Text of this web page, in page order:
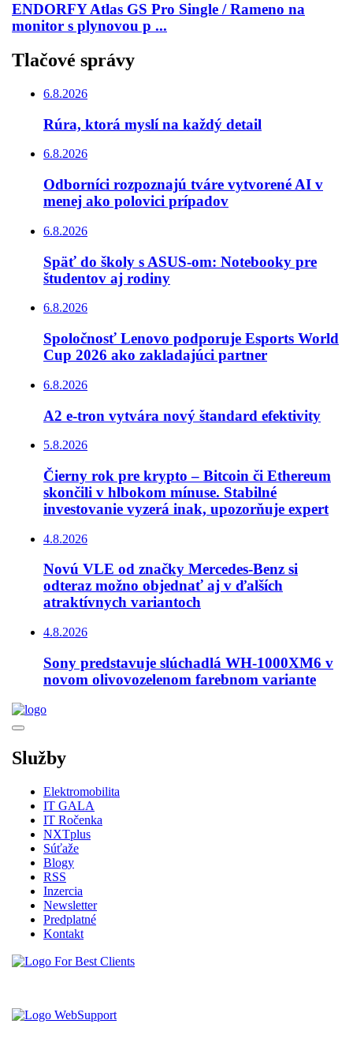
ENDORFY Atlas GS Pro Single / Rameno na
monitor s plynovou p ...
Tlačové správy
6.8.2026
Rúra, ktorá myslí na každý detail
6.8.2026
Odborníci rozpoznajú tváre vytvorené AI v
menej ako polovici prípadov
6.8.2026
Späť do školy s ASUS-om: Notebooky pre
študentov aj rodiny
6.8.2026
Spoločnosť Lenovo podporuje Esports World
Cup 2026 ako zakladajúci partner
6.8.2026
A2 e-tron vytvára nový štandard efektivity
5.8.2026
Čierny rok pre krypto – Bitcoin či Ethereum
skončili v hlbokom mínuse. Stabilné
investovanie vyzerá inak, upozorňuje expert
4.8.2026
Novú VLE od značky Mercedes-Benz si
odteraz možno objednať aj v ďalších
atraktívnych variantoch
4.8.2026
Sony predstavuje slúchadlá WH-1000XM6 v
novom olivovozelenom farebnom variante
Služby
Elektromobilita
IT GALA
IT Ročenka
NXTplus
Súťaže
Blogy
RSS
Inzercia
Newsletter
Predplatné
Kontakt